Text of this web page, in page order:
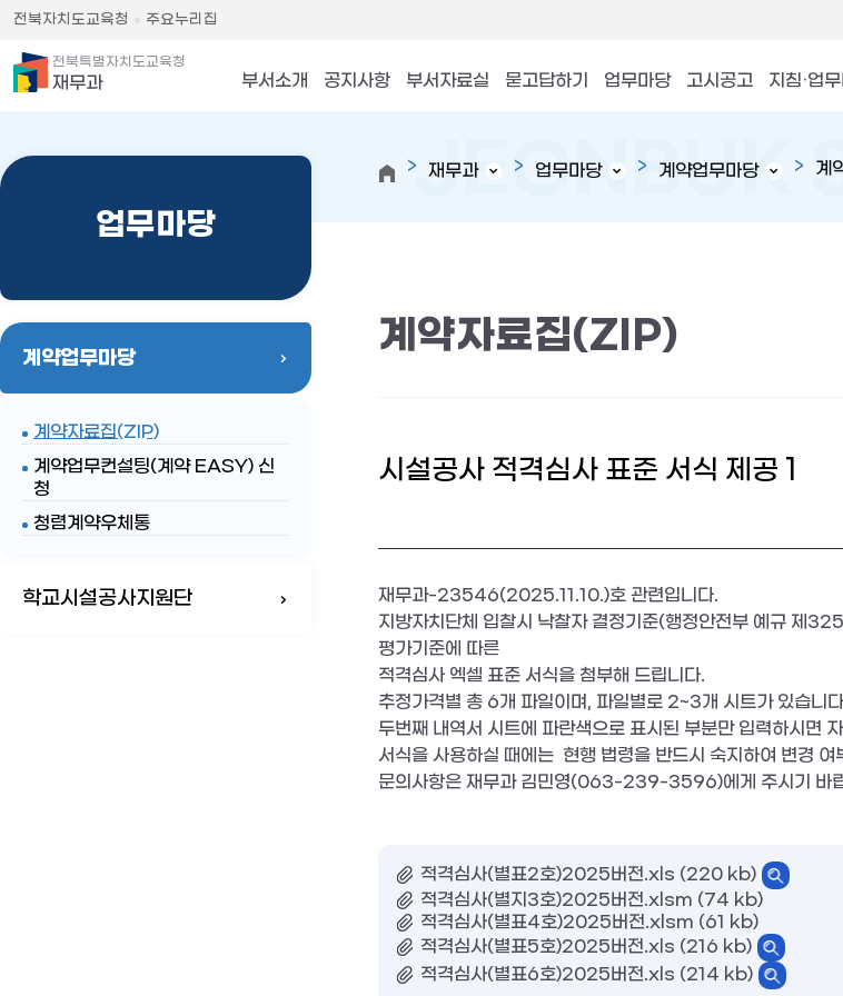
전북자치도교육청 주요누리집
전북특별자치도교육청
재무과 부서소개 공지사항 부서자료실 묻고답하기 업무마당 고시공고 지침·업
업무마당
계약업무마당
계약자료집(ZIP)
계약업무컨설팅(계약 EASY) 신
청
청렴계약우체통
학교시설공사지원단
재무과 업무마당 계약업무마당 계
계약자료집(ZIP)
시설공사 적격심사 표준 서식 제공 1
재무과-23546(2025.11.10.)호 관련입니다.
지방자치단체 입찰시 낙찰자 결정기준(행정안전부 예규 제
평가기준에 따른
적격심사 엑셀 표준 서식을 첨부해 드립니다.
추정가격별 총 6개 파일이며, 파일별로 2~3개 시트가 있습니
두번째 내역서 시트에 파란색으로 표시된 부분만 입력하시면
서식을 사용하실 때에는 현행 법령을 반드시 숙지하여 변경 여
문의사항은 재무과 김민영(063-239-3596)에게 주시기 바
적격심사(별표2호)2025버전.xls (220 kb)
적격심사(별지3호)2025버전.xlsm (74 kb)
적격심사(별표4호)2025버전.xlsm (61 kb)
적격심사(별표5호)2025버전.xls (216 kb)
적격심사(별표6호)2025버전.xls (214 kb)